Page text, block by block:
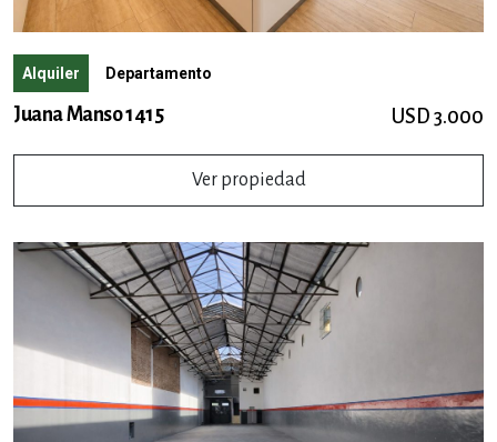
Alquiler Departamento
Juana Manso 1415 USD 3.000
Ver propiedad